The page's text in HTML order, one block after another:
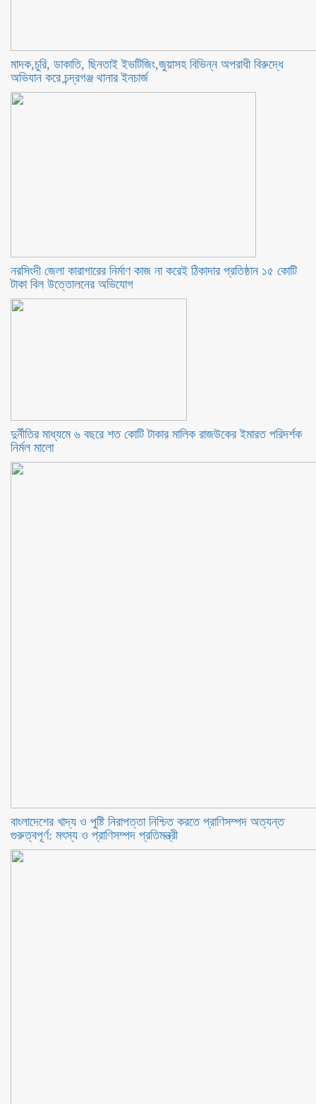
মাদক,চুরি, ডাকাতি, ছিনতাই ইভটিজিং,জুয়াসহ বিভিন্ন অপরাধী বিরুদ্ধে
অভিযান করে চন্দ্রগঞ্জ থানার ইনচার্জ
নরসিংদী জেলা কারাগারের নির্মাণ কাজ না করেই ঠিকাদার প্রতিষ্ঠান ১৫ কোটি
টাকা বিল উত্তোলনের অভিযোগ
দুর্নীতির মাধ্যমে ৬ বছরে শত কোটি টাকার মালিক রাজউকের ইমারত পরিদর্শক
নির্মল মালো
বাংলাদেশের খাদ্য ও পুষ্টি নিরাপত্তা নিশ্চিত করতে প্রাণিসম্পদ অত্যন্ত
গুরুত্বপূর্ণ: মৎস্য ও প্রাণিসম্পদ প্রতিমন্ত্রী